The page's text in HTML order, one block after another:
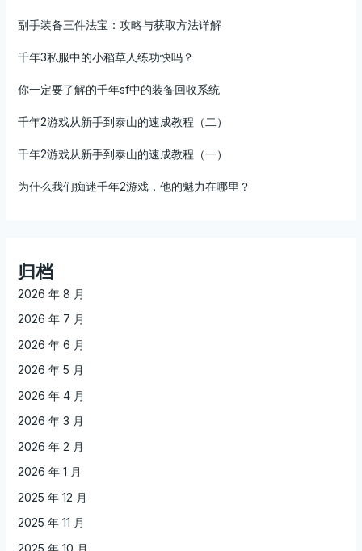
副手装备三件法宝：攻略与获取方法详解
千年3私服中的小稻草人练功快吗？
你一定要了解的千年sf中的装备回收系统
千年2游戏从新手到泰山的速成教程（二）
千年2游戏从新手到泰山的速成教程（一）
为什么我们痴迷千年2游戏，他的魅力在哪里？
归档
2026 年 8 月
2026 年 7 月
2026 年 6 月
2026 年 5 月
2026 年 4 月
2026 年 3 月
2026 年 2 月
2026 年 1 月
2025 年 12 月
2025 年 11 月
2025 年 10 月